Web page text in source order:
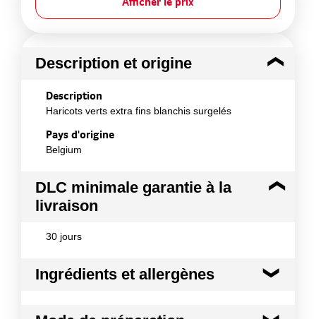
Description et origine
Description
Haricots verts extra fins blanchis surgelés
Pays d'origine
Belgium
DLC minimale garantie à la
livraison
30 jours
Ingrédients et allergènes